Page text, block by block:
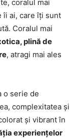
coralul mai
îi ai, care îți sunt
Coralul mai
plină de
, atragi mai ales
o serie de
complexitatea și
și vibrant în
experiențelor